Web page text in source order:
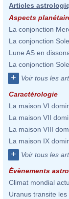
Articles
Aspects
La conjonction
La conjonction
Lune AS en
La conjonction
+ Voir tous les
Caractérologie
La maison VI
La maison VII
La maison VIII
La maison IX
+ Voir tous les
Évènements
Climat mondial
Uranus transite